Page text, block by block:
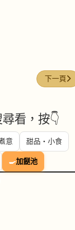
下一篇
下一頁
看，按👇
意 甜品・小食
🍳加餸池